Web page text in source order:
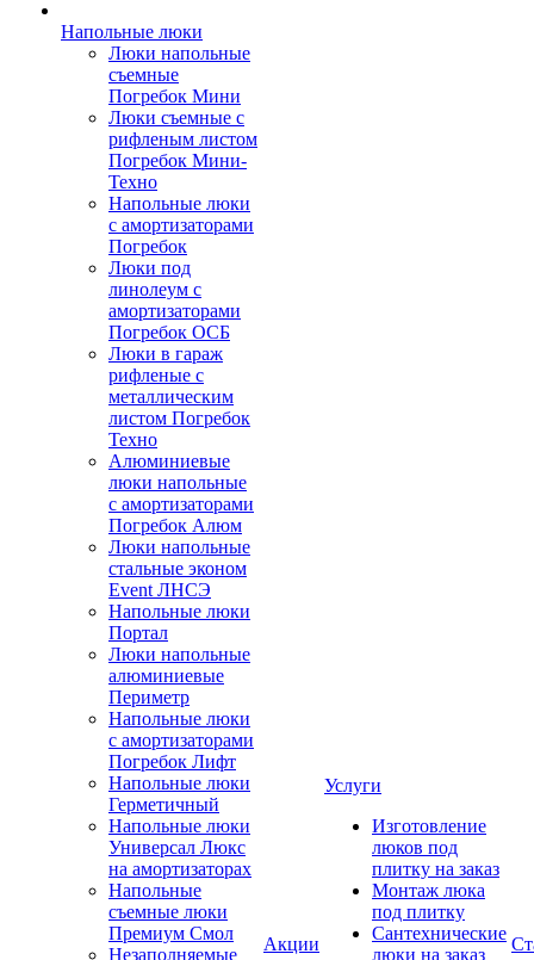
Напольные люки
Люки напольные
съемные
Погребок Мини
Люки съемные с
рифленым листом
Погребок Мини-
Техно
Напольные люки
с амортизаторами
Погребок
Люки под
линолеум с
амортизаторами
Погребок ОСБ
Люки в гараж
рифленые с
металлическим
листом Погребок
Техно
Алюминиевые
люки напольные
с амортизаторами
Погребок Алюм
Люки напольные
стальные эконом
Event ЛНСЭ
Напольные люки
Портал
Люки напольные
алюминиевые
Периметр
Напольные люки
с амортизаторами
Погребок Лифт
Напольные люки
Герметичный
Напольные люки
Универсал Люкс
на амортизаторах
Напольные
съемные люки
Премиум Смол
Незаполняемые
Акции
Услуги
Изготовление
люков под
плитку на заказ
Монтаж люка
под плитку
Сантехнические
люки на заказ